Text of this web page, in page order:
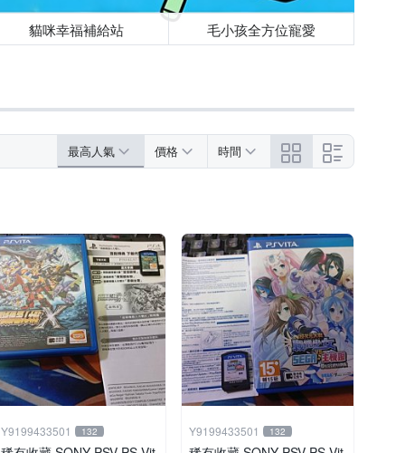
貓咪幸福補給站 毛小孩全方位寵愛
最高人氣 價格 時間
Y9199433501 132 Y9199433501 132